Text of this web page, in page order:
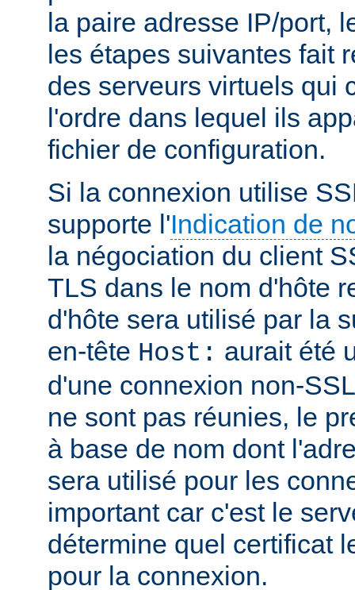
la paire adresse IP/port,
les étapes suivantes fait
des serveurs virtuels qui
l'ordre dans lequel ils
fichier de configuration.
Si la connexion utilise
supporte l'Indication de
la négociation du client
TLS dans le nom d'hôte
d'hôte sera utilisé par la
en-tête Host: aurait été
d'une connexion non-
ne sont pas réunies, le
à base de nom dont
sera utilisé pour les
important car c'est le
détermine quel certificat
pour la connexion.